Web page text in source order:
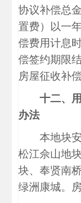
协议补偿总
置费）以一
偿费用计息
偿签约期限
房屋征收补
十二、
办法
本地块
松江佘山地
块、奉贤南
绿洲康城。